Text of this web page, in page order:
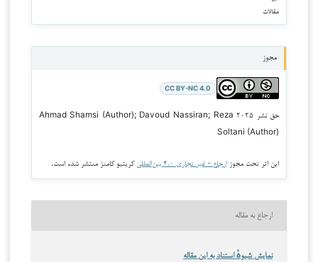
مقالات
مجوز
CC BY-NC 4.0
حق نشر ۲۰۲۵ Ahmad Shamsi (Author); Davoud Nassiran; Reza
Soltani (Author)
این اثر تحت مجوز ارجاع - غیر تجاری ۴.۰ بین‌المللی کریتیو کامنز منتشر شده است.
ارجاع به مقاله
نمایش شیوهٔ استناد به این مقاله